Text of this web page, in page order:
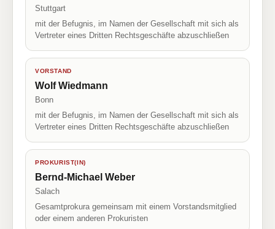
Stuttgart
mit der Befugnis, im Namen der Gesellschaft mit sich als
Vertreter eines Dritten Rechtsgeschäfte abzuschließen
VORSTAND
Wolf Wiedmann
Bonn
mit der Befugnis, im Namen der Gesellschaft mit sich als
Vertreter eines Dritten Rechtsgeschäfte abzuschließen
PROKURIST(IN)
Bernd-Michael Weber
Salach
Gesamtprokura gemeinsam mit einem Vorstandsmitglied
oder einem anderen Prokuristen